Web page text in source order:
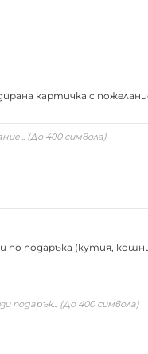
картичка с
по подаръка (кутия,